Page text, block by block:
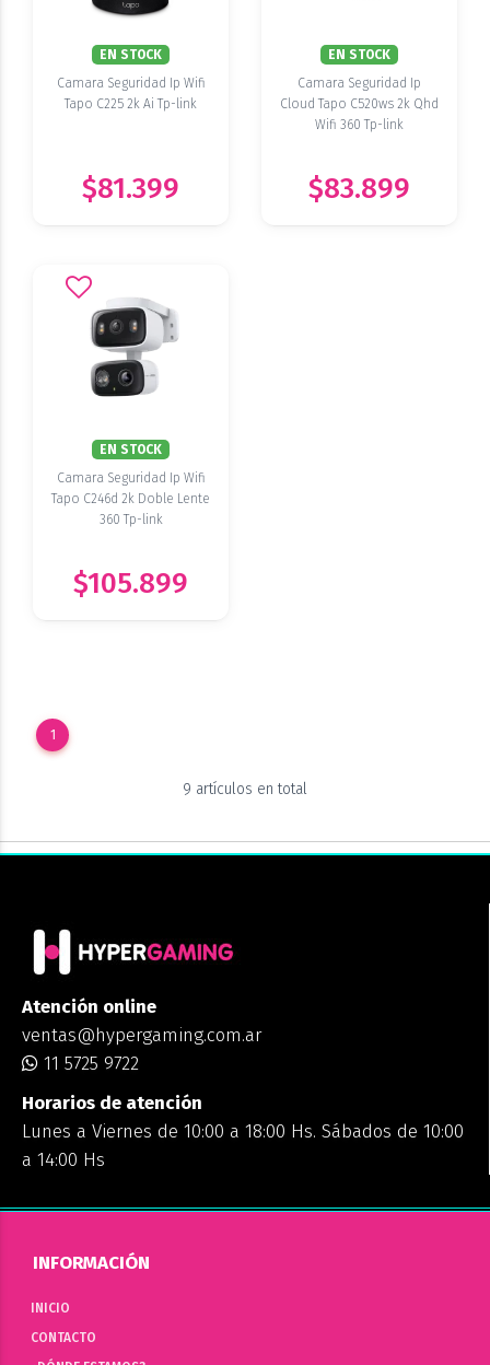
EN STOCK
Camara Seguridad Ip Wifi
Tapo C225 2k Ai Tp-link
$81.399
EN STOCK
Camara Seguridad Ip
Cloud Tapo C520ws 2k Qhd
Wifi 360 Tp-link
$83.899
EN STOCK
Camara Seguridad Ip Wifi
Tapo C246d 2k Doble Lente
360 Tp-link
$105.899
1
9 artículos en total
Atención online
ventas@hypergaming.com.ar
11 5725 9722
Horarios de atención
Lunes a Viernes de 10:00 a 18:00 Hs. Sábados de 10:00
a 14:00 Hs
INFORMACIÓN
INICIO
CONTACTO